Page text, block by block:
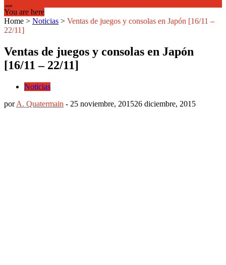
You are here
Home > Noticias > Ventas de juegos y consolas en Japón [16/11 –
22/11]
Ventas de juegos y consolas en Japón
[16/11 – 22/11]
Noticias
porA. Quatermain - 25 noviembre, 201526 diciembre, 2015